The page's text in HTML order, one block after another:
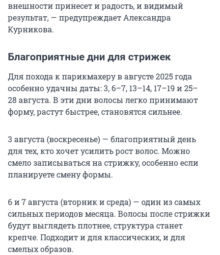
внешности принесет и радость, и видимый
результат, — предупреждает Александра
Курникова.
Благоприятные дни для стрижек
Для похода к парикмахеру в августе 2025 года
особенно удачны даты: 3, 6–7, 13–14, 17–19 и 25–
28 августа. В эти дни волосы легко принимают
форму, растут быстрее, становятся сильнее.
3 августа (воскресенье) — благоприятный день
для тех, кто хочет усилить рост волос. Можно
смело записываться на стрижку, особенно если
планируете смену формы.
6 и 7 августа (вторник и среда) — один из самых
сильных периодов месяца. Волосы после стрижки
будут выглядеть плотнее, структура станет
крепче. Подходит и для классических, и для
смелых образов.